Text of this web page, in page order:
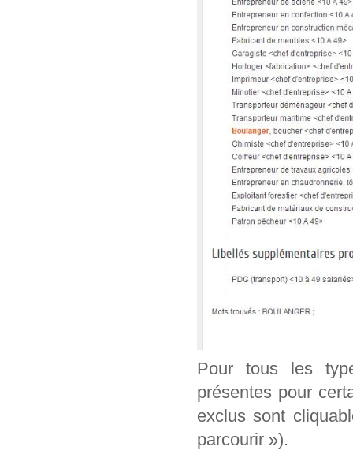
Pour tous les
présentes pour
exclus sont
parcourir »).